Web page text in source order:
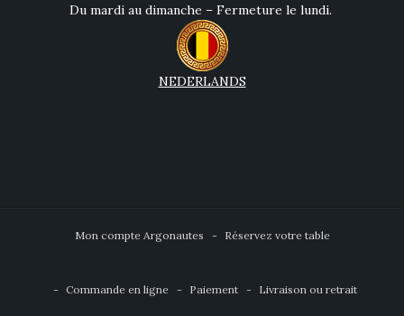
Du mardi au dimanche – Fermeture le lundi.
NEDERLANDS
Mon compte Argonautes Réservez votre table
Commande en ligne Paiement Livraison ou retrait